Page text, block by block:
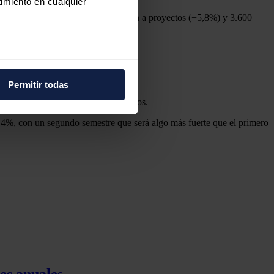
de redes sociales
Permitir todas
que 6.900 millones correspondían a proyectos (+5,8%) y 3.600
a los retrasos en algunos proyectos.
con un segundo semestre que será algo más fuerte que el primero